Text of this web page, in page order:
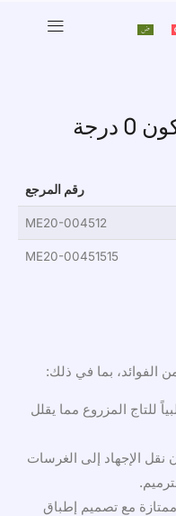
دعامة ميتكون فريز ميتكون 0 درجة
رقم المرجع
ME20-004512
ME20-00451515
من الفوائد، بما في ذلك:
للتاج المزروع مما يقلل
نقل الإجهاد إلى الغرسات
ممتازة مع تصميم إطباق